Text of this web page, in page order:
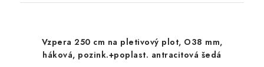
Vzpera 250 cm na pletivový plot, O38 mm,
háková, pozink.+poplast. antracitová šedá